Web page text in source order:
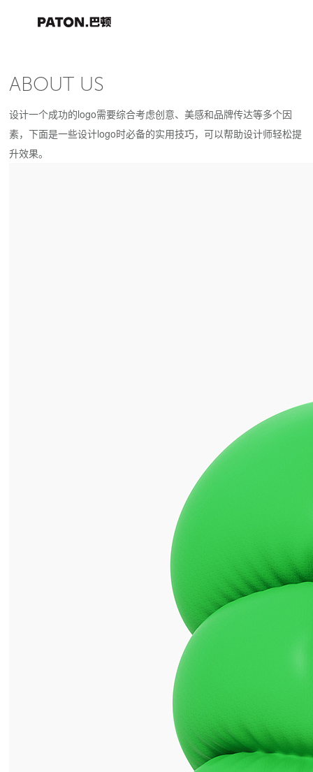
ABOUT US
设计一个成功的logo需要综合考虑创意、美感和品牌传达等多个因
素，下面是一些设计logo时必备的实用技巧，可以帮助设计师轻松提
升效果。